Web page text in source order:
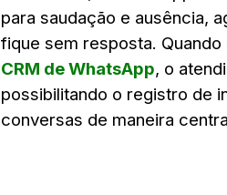
para saudação e ausência,
fique sem resposta.
CRM de WhatsApp, o
possibilitando o registro de
conversas de maneira